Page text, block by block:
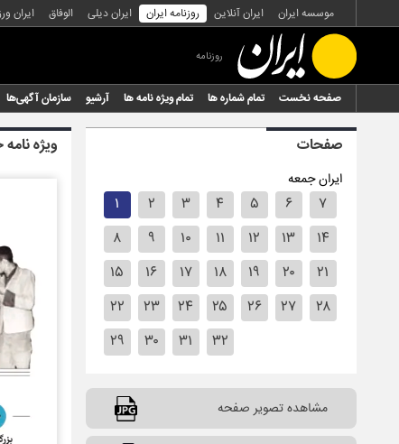
موسسه ایران ایران آنلاین روزنامه ایران ایران دیلی الوفاق ایران
روزنامه
صفحه نخست تمام شماره ها تمام ویژه نامه ها آرشیو سازمان آگهی‌ها
صفحات
ایران جمعه
۱ ۲ ۳ ۴ ۵ ۶
۷
۸
۹ ۱۰ ۱۱ ۱۲ ۱۳
۱۴
۱۵
۱۶ ۱۷ ۱۸ ۱۹ ۲۰
۲۱
۲۲
۲۳ ۲۴ ۲۵ ۲۶ ۲۷
۲۸
۲۹
۳۰ ۳۱ ۳۲
مشاهده تصویر صفحه
ویژه نامه